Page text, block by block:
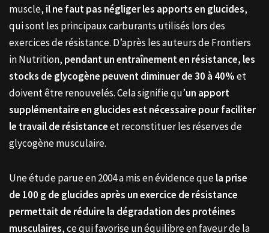
muscle, il ne faut pas négliger les apports en glucides,
qui sont les principaux carburants utilisés lors des
exercices de résistance. D’après les auteurs de Frontiers
in Nutrition, pendant un entraînement en résistance, les
stocks de glycogène peuvent diminuer de 30 à 40%et
doivent être renouvelés. Cela signifie qu’un apport
supplémentaire en glucides est nécessaire pour faciliter
le travail de résistanceet reconstituer les réserves de
glycogène musculaire.
Une étude parue en 2004 a mis en évidence quela prise
de 100 g de glucides après un exercice de résistance
permettait de réduire la dégradation des protéines
musculaires, ce qui favorise un équilibre en faveur de la